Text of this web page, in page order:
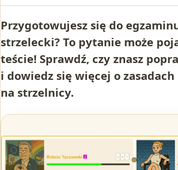
Przygotowujesz się do
strzelecki? To pytanie może
teście! Sprawdź, czy znasz
i dowiedz się więcej o
na strzelnicy.